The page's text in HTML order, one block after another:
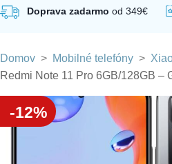
Doprava zadarmo od 349€
Domov > Mobilné telefóny >
Redmi Note 11 Pro 6GB/128GB –
-12%